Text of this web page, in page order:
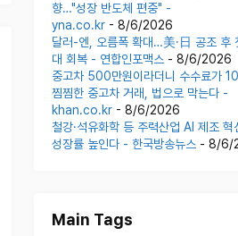
향…"성장 반도체 편중" -
yna.co.kr- 8/6/2026
달러-엔, 오름폭 확대…美·日 공조 후
대 회복 - 연합인포맥스- 8/6/2026
중고차 500만원이라더니 수수료가
찜찜한 중고차 거래, 법으로 막는다 -
khan.co.kr- 8/6/2026
철강·석유화학 등 주력산업 AI 제조 혁
성장률 높인다 - 한국방송뉴스- 8/6/
Main Tags